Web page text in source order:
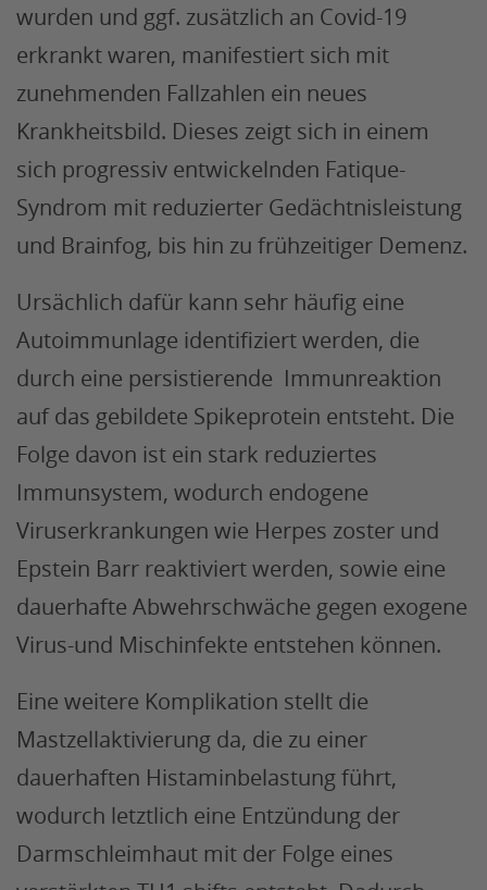
wurden und ggf. zusätzlich an Covid-19
erkrankt waren, manifestiert sich mit
zunehmenden Fallzahlen ein neues
Krankheitsbild. Dieses zeigt sich in einem
sich progressiv entwickelnden Fatique-
Syndrom mit reduzierter Gedächtnisleistung
und Brainfog, bis hin zu frühzeitiger Demenz.
Ursächlich dafür kann sehr häufig eine
Autoimmunlage identifiziert werden, die
durch eine persistierende Immunreaktion
auf das gebildete Spikeprotein entsteht. Die
Folge davon ist ein stark reduziertes
Immunsystem, wodurch endogene
Viruserkrankungen wie Herpes zoster und
Epstein Barr reaktiviert werden, sowie eine
dauerhafte Abwehrschwäche gegen exogene
Virus-und Mischinfekte entstehen können.
Eine weitere Komplikation stellt die
Mastzellaktivierung da, die zu einer
dauerhaften Histaminbelastung führt,
wodurch letztlich eine Entzündung der
Darmschleimhaut mit der Folge eines